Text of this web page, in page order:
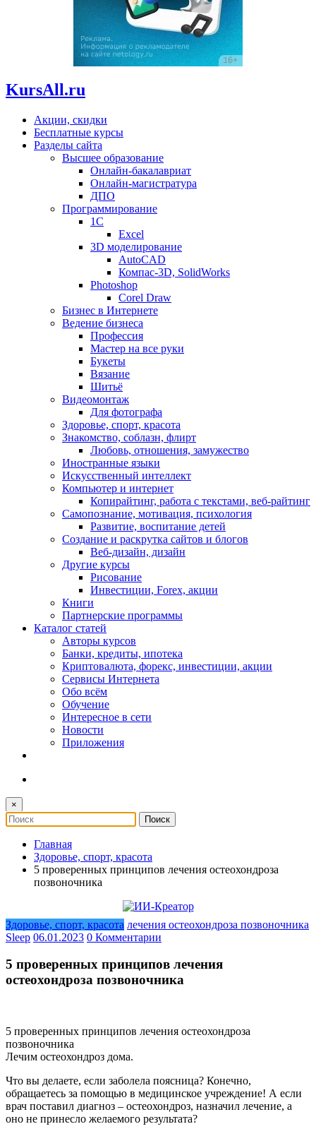
KursAll.ru
Акции, скидки
Бесплатные курсы
Разделы сайта
Высшее образование
Онлайн-бакалавриат
Онлайн-магистратура
ДПО
Программирование
1С
Excel
3D моделирование
AutoCAD
Компас-3D, SolidWorks
Photoshop
Corel Draw
Бизнес в Интернете
Ведение бизнеса
Профессия
Мастер на все руки
Букеты
Вязание
Шитьё
Видеомонтаж
Для фотографа
Здоровье, спорт, красота
Знакомство, соблазн, флирт
Любовь, отношения, замужество
Иностранные языки
Искусственный интеллект
Компьютер и интернет
Копирайтинг, работа с текстами, веб-райтинг
Самопознание, мотивация, психология
Развитие, воспитание детей
Создание и раскрутка сайтов и блогов
Веб-дизайн, дизайн
Другие курсы
Рисование
Инвестиции, Forex, акции
Книги
Партнерские программы
Каталог статей
Авторы курсов
Банки, кредиты, ипотека
Криптовалюта, форекс, инвестиции, акции
Сервисы Интернета
Обо всём
Обучение
Интересное в сети
Новости
Приложения
×
Главная
Здоровье, спорт, красота
5 проверенных принципов лечения остеохондроза
позвоночника
Здоровье, спорт, красота лечения остеохондроза позвоночника
Sleep 06.01.2023 0 Комментарии
5 проверенных принципов лечения
остеохондроза позвоночника
5 проверенных принципов лечения остеохондроза
позвоночника
Лечим остеохондроз дома.
Что вы делаете, если заболела поясница? Конечно,
обращаетесь за помощью в медицинское учреждение! А если
врач поставил диагноз – остеохондроз, назначил лечение, а
оно не принесло желаемого результата?